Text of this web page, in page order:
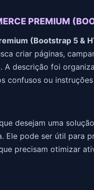
PREMIUM
(Bootstrap 5 &
criar páginas,
A descrição foi
confusos ou
desejam uma
Ele pode ser útil para
precisam otimizar